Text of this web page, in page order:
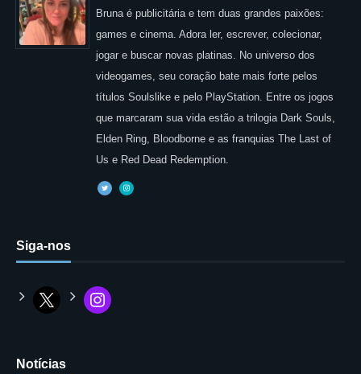
Bruna é publicitária e tem duas grandes paixões:
games e cinema. Adora ler, escrever, colecionar,
jogar e buscar novas platinas. No universo dos
videogames, seu coração bate mais forte pelos
títulos Soulslike e pelo PlayStation. Entre os jogos
que marcaram sua vida estão a trilogia Dark Souls,
Elden Ring, Bloodborne e as franquias The Last of
Us e Red Dead Redemption.
Siga-nos
Notícias